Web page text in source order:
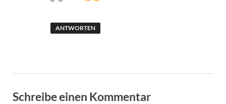
ANTWORTEN
Schreibe einen Kommentar